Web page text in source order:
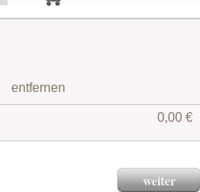
entfernen
0,00 €